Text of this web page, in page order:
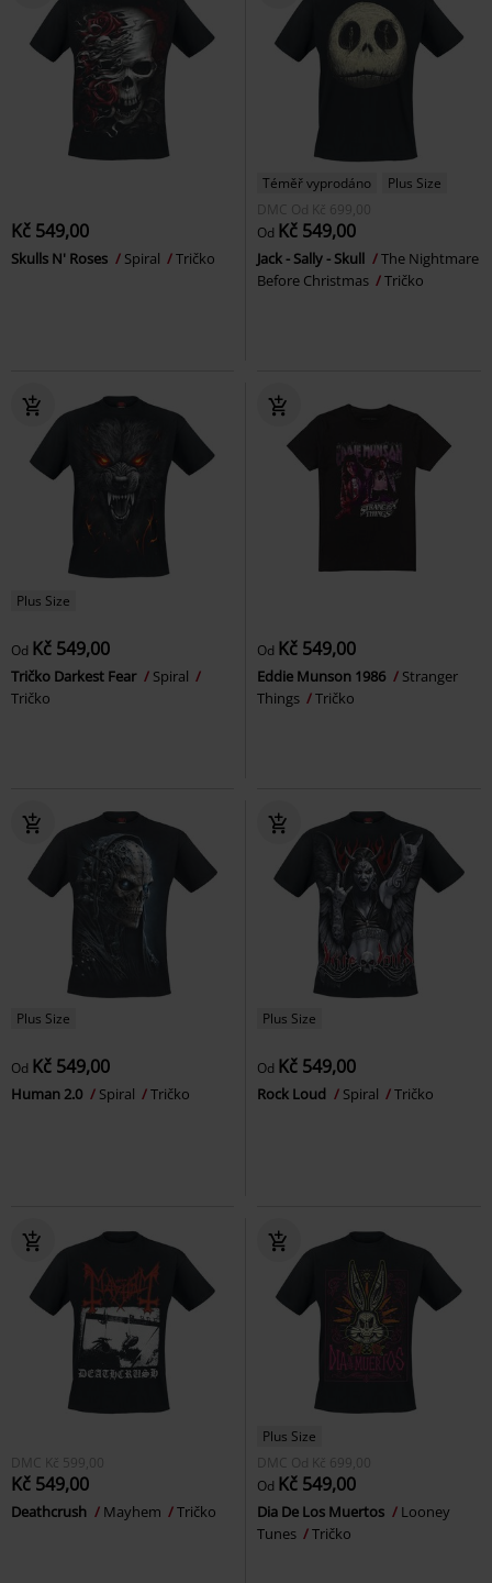
Kč 549,00
Skulls N' Roses Spiral Tričko
Téměř vyprodáno
Plus Size
DMC Od Kč 699,00
Od Kč 549,00
Jack - Sally - Skull
The Nightmare
Before Christmas
Tričko
Plus Size
Od Kč 549,00
Tričko Darkest Fear
Spiral
Tričko
Od Kč 549,00
Eddie Munson 1986
Stranger
Things
Tričko
Plus Size
Od Kč 549,00
Human 2.0 Spiral Tričko
Plus Size
Od Kč 549,00
Rock Loud Spiral Tričko
DMC Kč 599,00
Kč 549,00
Deathcrush Mayhem Tričko
Plus Size
DMC Od Kč 699,00
Od Kč 549,00
Dia De Los Muertos
Looney
Tunes
Tričko